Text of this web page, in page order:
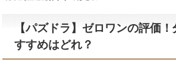
【パズドラ】ゼロワンの評価
すすめはどれ？